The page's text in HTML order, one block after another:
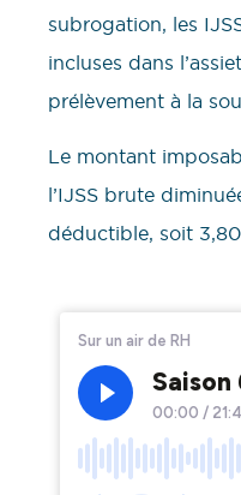
subrogation, les
incluses dans
prélèvement à la
Le montant
l’IJSS brute
déductible, soit